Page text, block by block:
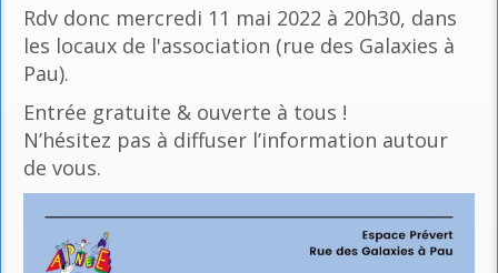
Rdv donc mercredi 11 mai 2022 à 20h30, dans
les locaux de l'association (rue des Galaxies à
Pau).
Entrée gratuite & ouverte à tous !
N’hésitez pas à diffuser l’information autour
de vous.